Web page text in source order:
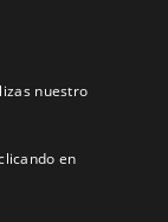
como en
en
de
de
e informática
de unidades
nuestro
en